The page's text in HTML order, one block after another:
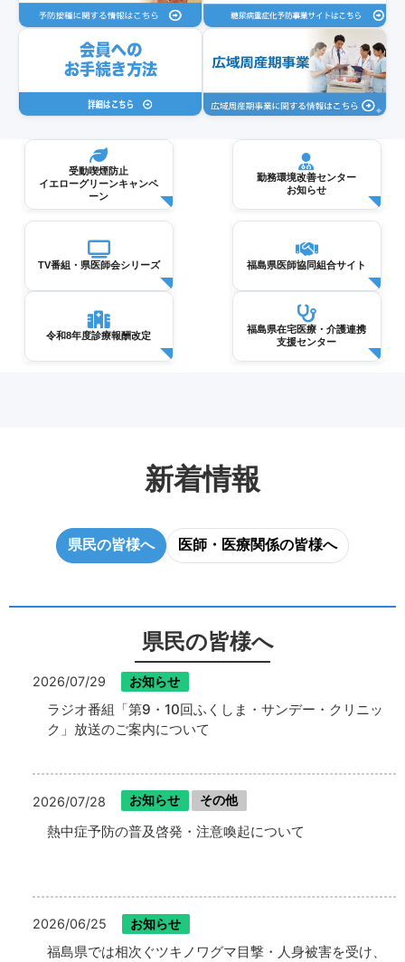
受動喫煙防止
イエローグリーンキャンペ
ーン
勤務環境改善センター
お知らせ
TV番組・県医師会シリーズ 福島県医師協同組合サイト
令和8年度診療報酬改定
福島県在宅医療・介護連携
支援センター
新着情報
県民の皆様へ 医師・医療関係の皆様へ
県民の皆様へ
2026/07/29 お知らせ
ラジオ番組「第9・10回ふくしま・サンデー・クリニッ
ク」放送のご案内について
2026/07/28 お知らせ その他
熱中症予防の普及啓発・注意喚起について
2026/06/25 お知らせ
福島県では相次ぐツキノワグマ目撃・人身被害を受け、